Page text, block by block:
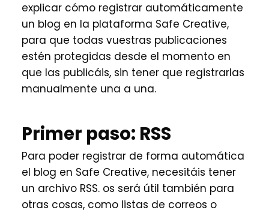
explicar cómo registrar automáticamente
un blog en la plataforma Safe Creative,
para que todas vuestras publicaciones
estén protegidas desde el momento en
que las publicáis, sin tener que registrarlas
manualmente una a una.
Primer paso: RSS
Para poder registrar de forma automática
el blog en Safe Creative, necesitáis tener
un archivo RSS. os será útil también para
otras cosas, como listas de correos o